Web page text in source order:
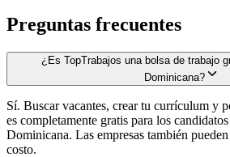
Preguntas frecuentes
¿Es TopTrabajos una bolsa de trabajo
Dominicana?
Sí. Buscar vacantes, crear tu currículum y
es completamente gratis para los
Dominicana. Las empresas también
costo.